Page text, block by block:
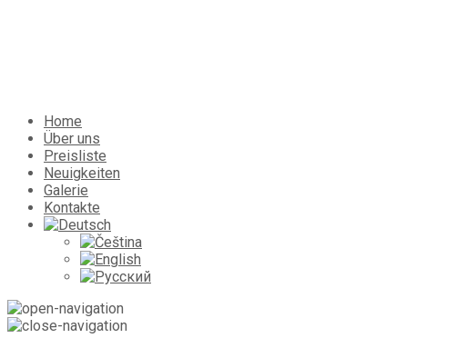
Home
Über uns
Preisliste
Neuigkeiten
Galerie
Kontakte